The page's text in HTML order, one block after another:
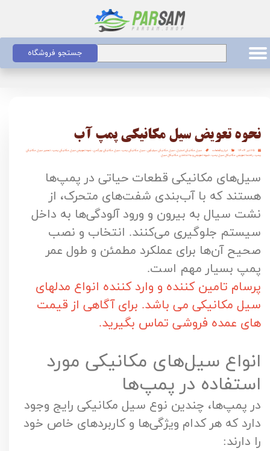
جستجو فروشگاه
نحوه تعویض سیل مکانیکی پمپ آب
۲۵ تیر ۱۴۰۴ ابزار و قطعات سیل مکانیکی استیل،سیل مکانیکی سیلیکون،سیل مکانیکی پمپ،سیل مکانیکی بورگمن،نحوه تعویض سیل مکانیکی پمپ،تعمیر سیل مکانیکی
پمپ،راهنما تعویض مکانیکال سیل پمپ،شیوه تعویض و جا انداختن مکانیکال سیل
سیل‌های مکانیکی قطعات حیاتی در پمپ‌ها
هستند که با آب‌بندی شفت‌های متحرک، از
نشت سیال به بیرون و ورود آلودگی‌ها به داخل
سیستم جلوگیری می‌کنند. انتخاب و نصب
صحیح آن‌ها برای عملکرد مطمئن و طول عمر
پمپ بسیار مهم است.
پرسام تامین کننده و وارد کننده انواع مدلهای
سیل مکانیکی می باشد. برای آگاهی از قیمت
های عمده فروشی تماس بگیرید.
انواع سیل‌های مکانیکی مورد
استفاده در پمپ‌ها
در پمپ‌ها، چندین نوع سیل مکانیکی رایج وجود
دارد که هر کدام ویژگی‌ها و کاربردهای خاص خود
را دارند: